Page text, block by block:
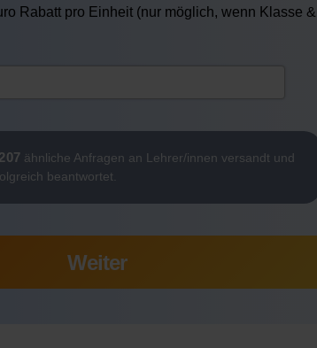
Rabatt pro Einheit (nur möglich, wenn Klasse &
207 ähnliche Anfragen an Lehrer/innen versandt und
beantwortet.